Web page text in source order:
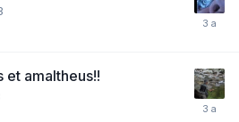
amaltheus!!